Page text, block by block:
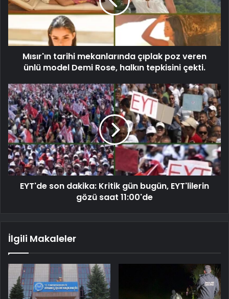
Mısır'ın tarihi mekanlarında çıplak poz veren
ünlü model Demi Rose, halkın tepkisini çekti.
EYT'de son dakika: Kritik gün bugün, EYT'lilerin
gözü saat 11:00'de
İlgili Makaleler